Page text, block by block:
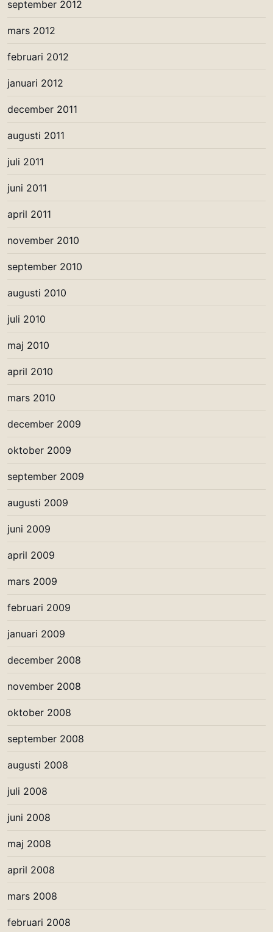
september 2012
mars 2012
februari 2012
januari 2012
december 2011
augusti 2011
juli 2011
juni 2011
april 2011
november 2010
september 2010
augusti 2010
juli 2010
maj 2010
april 2010
mars 2010
december 2009
oktober 2009
september 2009
augusti 2009
juni 2009
april 2009
mars 2009
februari 2009
januari 2009
december 2008
november 2008
oktober 2008
september 2008
augusti 2008
juli 2008
juni 2008
maj 2008
april 2008
mars 2008
februari 2008